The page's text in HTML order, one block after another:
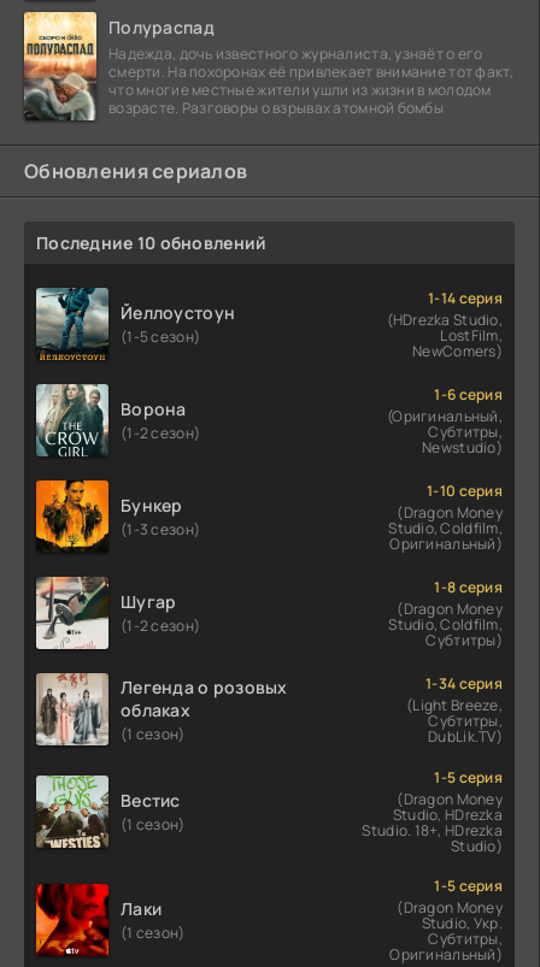
Полураспад
Надежда, дочь известного журналиста, узнаёт о его
смерти. На похоронах её привлекает внимание тот факт,
что многие местные жители ушли из жизни в молодом
возрасте. Разговоры о взрывах атомной бомбы
Обновления сериалов
Последние 10 обновлений
Йеллоустоун
(1-5 сезон)
1-14 серия
(HDrezka Studio,
LostFilm,
NewComers)
Ворона
(1-2 сезон)
1-6 серия
(Оригинальный,
Субтитры,
Newstudio)
Бункер
(1-3 сезон)
1-10 серия
(Dragon Money
Studio, Coldfilm,
Оригинальный)
Шугар
(1-2 сезон)
1-8 серия
(Dragon Money
Studio, Coldfilm,
Субтитры)
Легенда о розовых
облаках
(1 сезон)
1-34 серия
(Light Breeze,
Субтитры,
DubLik.TV)
Вестис
(1 сезон)
1-5 серия
(Dragon Money
Studio, HDrezka
Studio. 18+, HDrezka
Studio)
Лаки
(1 сезон)
1-5 серия
(Dragon Money
Studio, Укр.
Субтитры,
Оригинальный)